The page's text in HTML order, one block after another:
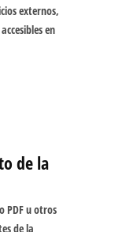
externos,
en
de la
PDF u otros
de la